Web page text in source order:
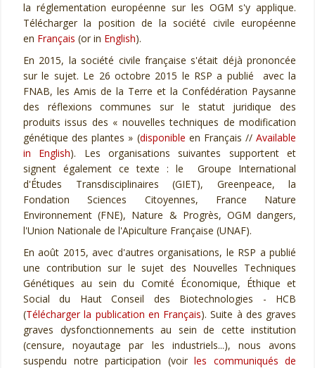
la réglementation européenne sur les OGM s'y applique.
Télécharger la position de la société civile européenne
en Français (or in English).
En 2015, la société civile française s'était déjà prononcée
sur le sujet. Le 26 octobre 2015 le RSP a publié avec la
FNAB, les Amis de la Terre et la Confédération Paysanne
des réflexions communes sur le statut juridique des
produits issus des « nouvelles techniques de modification
génétique des plantes » (disponible en Français // Available
in English). Les organisations suivantes supportent et
signent également ce texte : le Groupe International
d'Études Transdisciplinaires (GIET), Greenpeace, la
Fondation Sciences Citoyennes, France Nature
Environnement (FNE), Nature & Progrès, OGM dangers,
l'Union Nationale de l'Apiculture Française (UNAF).
En août 2015, avec d'autres organisations, le RSP a publié
une contribution sur le sujet des Nouvelles Techniques
Génétiques au sein du Comité Économique, Éthique et
Social du Haut Conseil des Biotechnologies - HCB
(Télécharger la publication en Français). Suite à des graves
graves dysfonctionnements au sein de cette institution
(censure, noyautage par les industriels...), nous avons
suspendu notre participation (voir les communiqués de